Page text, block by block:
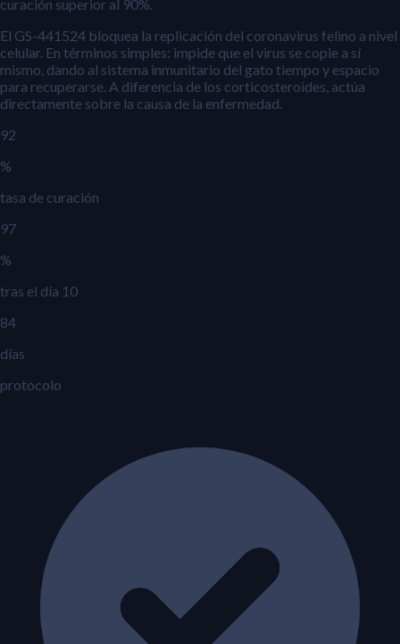
curación superior al 90%.
El GS-441524 bloquea la replicación del coronavirus felino a nivel
celular. En términos simples: impide que el virus se copie a sí
mismo, dando al sistema inmunitario del gato tiempo y espacio
para recuperarse. A diferencia de los corticosteroides, actúa
directamente sobre la causa de la enfermedad.
92
%
tasa de curación
97
%
tras el día 10
84
días
protocolo